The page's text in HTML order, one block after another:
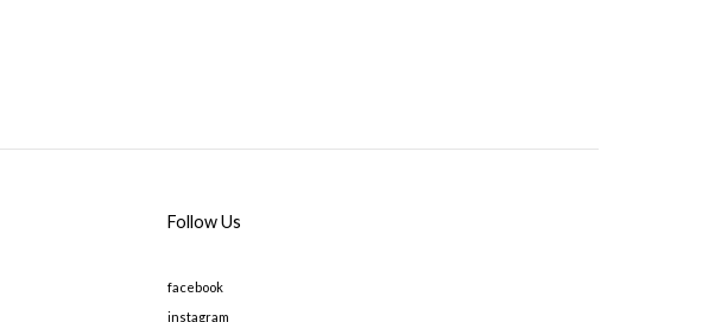
Follow Us
facebook
instagram